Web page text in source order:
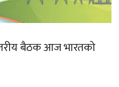
बैठक आज भारतको